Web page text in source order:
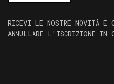
RICEVI LE NOSTRE NOVITÀ E
ANNULLARE L'ISCRIZIONE IN